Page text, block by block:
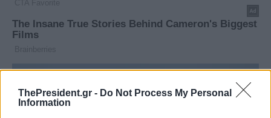
ThePresident.gr - Do Not Process My Personal
Information